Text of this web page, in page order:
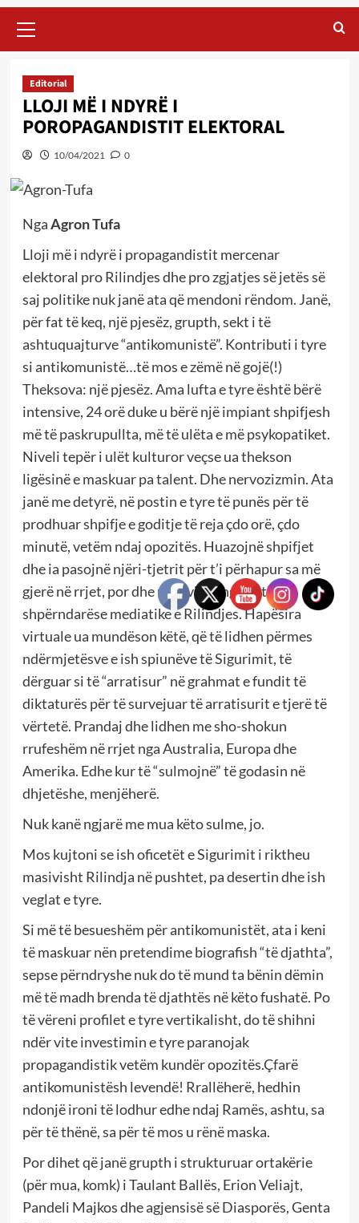
Menu
Editorial
LLOJI MË I NDYRË I
POROPAGANDISTIT ELEKTORAL
10/04/2021 0
NgaAgron Tufa
Lloji më i ndyrë i propagandistit mercenar
elektoral pro Rilindjes dhe pro zgjatjes së jetës së
saj politike nuk janë ata që mendoni rëndom. Janë,
për fat të keq, një pjesëz, grupth, sekt i të
ashtuquajturve “antikomunistë”. Kontributi i tyre
si antikomunistë…të mos e zëmë në gojë(!)
Theksova: një pjesëz. Ama lufta e tyre është bërë
intensive, 24 orë duke u bërë një impiant shpifjesh
më të paskrupullta, më të ulëta e më psykopatiket.
Niveli tepër i ulët kulturor veçse ua thekson
ligësinë e maskuar pa talent. Dhe nervozizmin. Ata
janë me detyrë, në postin e tyre të punës për të
prodhuar shpifje e goditje të reja çdo orë, çdo
minutë, vetëm ndaj opozitës. Huazojnë shpifjet
dhe ia pasojnë njëri-tjetrit për t’i përhapur sa më
gjerë në rrjet, por dhe u serviren nga kutia
shpërndarëse mediatike e Rilindjes. Hapësira
virtuale ua mundëson këtë, që të lidhen përmes
ndërmjetësve e ish spiunëve të Sigurimit, të
dërguar si të “arratisur” në grahmat e fundit të
diktaturës për të survejuar të arratisurit e tjerë të
vërtetë. Prandaj dhe lidhen me sho-shokun
rrufeshëm në rrjet nga Australia, Europa dhe
Amerika. Edhe kur të “sulmojnë” të godasin në
dhjetëshe, menjëherë.
Nuk kanë ngjarë me mua këto sulme, jo.
Mos kujtoni se ish oficetët e Sigurimit i riktheu
masivisht Rilindja në pushtet, pa desertin dhe ish
veglat e tyre.
Si më të besueshëm për antikomunistët, ata i keni
të maskuar nën pretendime biografish “të djathta”,
sepse përndryshe nuk do të mund ta bënin dëmin
më të madh brenda të djathtës në këto fushatë. Po
të vëreni profilet e tyre vertikalisht, do të shihni
ndër vite investimin e tyre paranojak
propagandistik vetëm kundër opozitës.Çfarë
antikomunistësh levendë! Rrallëherë, hedhin
ndonjë ironi të lodhur edhe ndaj Ramës, ashtu, sa
për të thënë, sa për të mos u rënë maska.
Por dihet që janë grupth i strukturuar ortakërie
(për mua, komk) i Taulant Ballës, Erion Veliajt,
Pandeli Majkos dhe agjensisë së Diasporës, Genta